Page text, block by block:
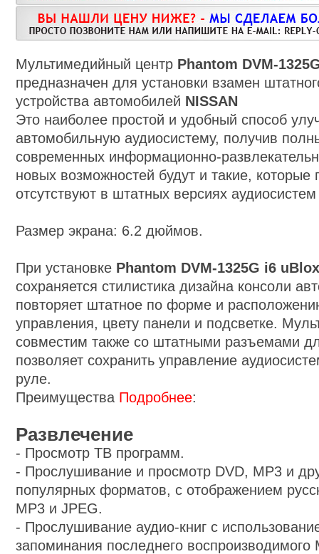
Мультимедийный центр Phantom DVM-1325
предназначен для установки взамен
устройства автомобилей NISSAN
Это наиболее простой и удобный способ
автомобильную аудиосистему, получив
современных информационно-
новых возможностей будут и такие, которые
отсутствуют в штатных версиях
Размер экрана: 6.2 дюймов.
При установке Phantom DVM-1325G i6
сохраняется стилистика дизайна консоли
повторяет штатное по форме и
управления, цвету панели и подсветке.
совместим также со штатными разъемами
позволяет сохранить управление
руле.
Преимущества Подробнее:
Развлечение
- Просмотр ТВ программ.
- Прослушивание и просмотр DVD, MP3 и
популярных форматов, с отображением
MP3 и JPEG.
- Прослушивание аудио-книг с
запоминания последнего